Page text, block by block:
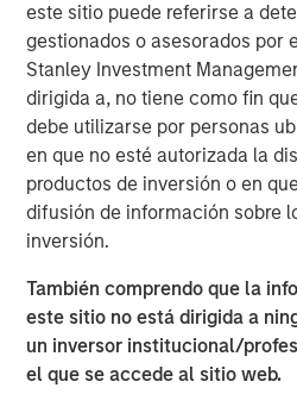
este sitio puede referirse a
gestionados o asesorados por
Stanley Investment
dirigida a, no tiene como fin
debe utilizarse por personas
en que no esté autorizada la
productos de inversión o en
difusión de información sobre
inversión.
También comprendo que la
este sitio no está dirigida a
un inversor institucional/
el que se accede al sitio web.
ARTÍCULOS RELACIONADOS
GLOBAL EQUITY OBSERVER
Exchanges: the quiet
modern markets
BRIGHT PROSPECTS
Bright Prospects
ARTÍCULO